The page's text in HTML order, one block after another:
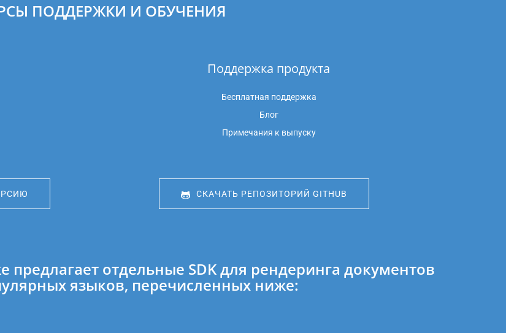
ПОДДЕРЖКИ И ОБУЧЕНИЯ
Поддержка продукта
Бесплатная поддержка
Блог
Примечания к выпуску
СКАЧАТЬ РЕПОЗИТОРИЙ GITHUB
предлагает отдельные SDK для рендеринга документов
языков, перечисленных ниже: